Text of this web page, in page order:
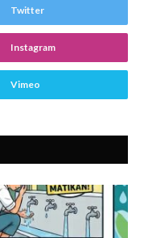
Twitter
Instagram
Vimeo